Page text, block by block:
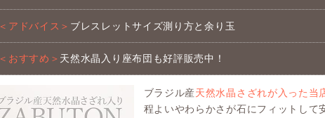
＜アドバイス＞ ブレスレットサイズ測り方と余り玉
＜おすすめ＞ 天然水晶入り座布団も好評販売中！
ブラジル産天然水晶さざれが入った当
程よいやわらかさが石にフィットして